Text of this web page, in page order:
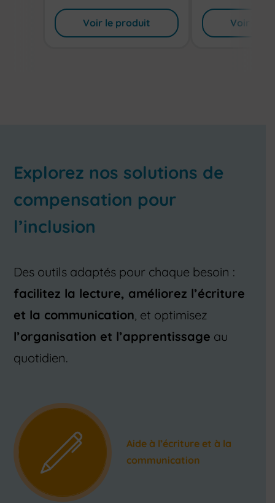
sur 5
de
prix :
99,00 €
Voir le produit Voir le
Explorez nos solutions de
compensation pour
l’inclusion
Des outils adaptés pour chaque besoin :
facilitez la lecture, améliorez l’écriture
et la communication , et optimisez
l’organisation et l’apprentissage au
quotidien.
Aide à l’écriture et à la
communication